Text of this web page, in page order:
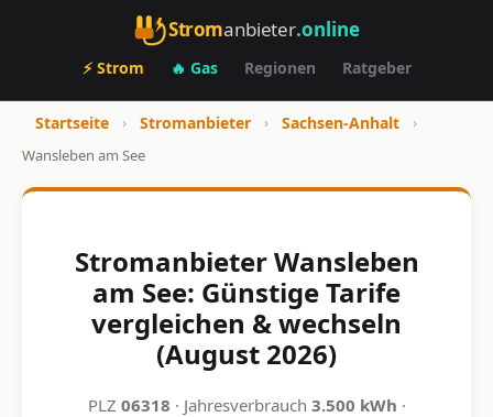
Stromanbieter.online
⚡ Strom 🔥 Gas Regionen Ratgeber
Startseite › Stromanbieter › Sachsen-Anhalt
›
Wansleben am See
Stromanbieter Wansleben
am See: Günstige Tarife
vergleichen & wechseln
(August 2026)
PLZ 06318 · Jahresverbrauch 3.500 kWh ·